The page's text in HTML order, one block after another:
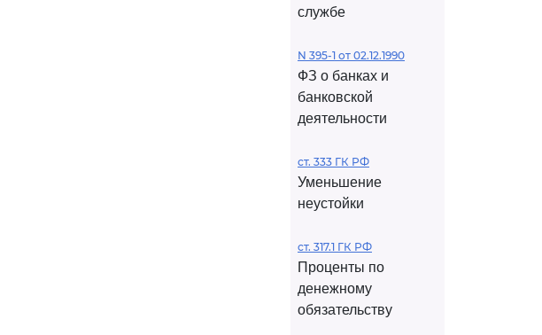
службе
N 395-1 от 02.12.1990
ФЗ о банках и
банковской
деятельности
ст. 333 ГК РФ
Уменьшение
неустойки
ст. 317.1 ГК РФ
Проценты по
денежному
обязательству